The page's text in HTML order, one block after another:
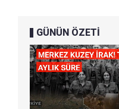
GÜNÜN ÖZETİ